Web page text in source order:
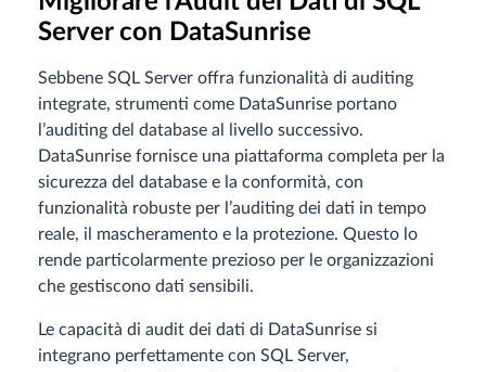
Server con DataSunrise
Sebbene SQL Server offra funzionalità di auditing
integrate, strumenti come DataSunrise portano
l’auditing del database al livello successivo.
DataSunrise fornisce una piattaforma completa per la
sicurezza del database e la conformità, con
funzionalità robuste per l’auditing dei dati in tempo
reale, il mascheramento e la protezione. Questo lo
rende particolarmente prezioso per le organizzazioni
che gestiscono dati sensibili.
Le capacità di audit dei dati di DataSunrise si
integrano perfettamente con SQL Server,